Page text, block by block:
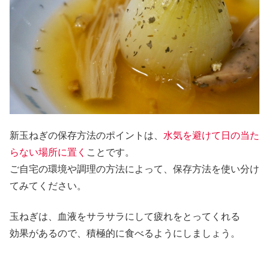
新玉ねぎの保存方法のポイントは、 水気を避けて日の当た
らない場所に置く ことです。
ご自宅の環境や調理の方法によって、保存方法を使い分け
てみてください。
玉ねぎは、血液をサラサラにして疲れをとってくれる
効果があるので、積極的に食べるようにしましょう。